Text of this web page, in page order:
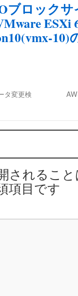
ブロック
ESXi
タ変更検
されるこ
項目です